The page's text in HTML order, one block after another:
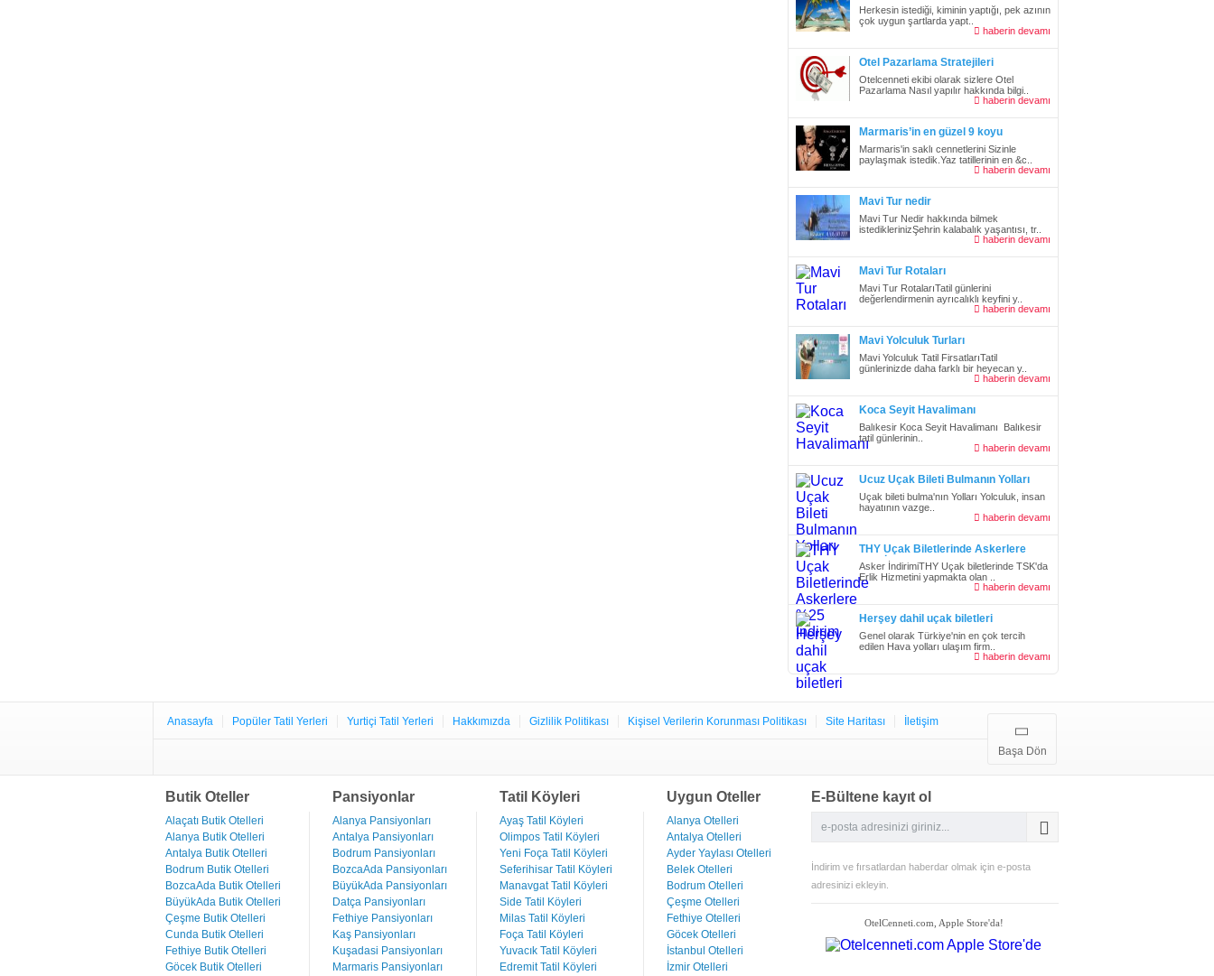
Herkesin istediği, kiminin yaptığı, pek azının
çok uygun şartlarda yapt..
haberin devamı
Otel Pazarlama Stratejileri
Otelcenneti ekibi olarak sizlere Otel
Pazarlama Nasıl yapılır hakkında bilgi..
haberin devamı
Marmaris’in en güzel 9 koyu
Marmaris'in saklı cennetlerini Sizinle
paylaşmak istedik.Yaz tatillerinin en &c..
haberin devamı
Mavi Tur nedir
Mavi Tur Nedir hakkında bilmek
istediklerinizŞehrin kalabalık yaşantısı, tr..
haberin devamı
Mavi Tur Rotaları
Mavi Tur RotalarıTatil günlerini
değerlendirmenin ayrıcalıklı keyfini y..
haberin devamı
Mavi Yolculuk Turları
Mavi Yolculuk Tatil FirsatlarıTatil
günlerinizde daha farklı bir heyecan y..
haberin devamı
Koca Seyit Havalimanı
Balıkesir Koca Seyit Havalimanı Balıkesir
tatil günlerinin..
haberin devamı
Ucuz Uçak Bileti Bulmanın Yolları
Uçak bileti bulma'nın Yolları Yolculuk, insan
hayatının vazge..
haberin devamı
THY Uçak Biletlerinde Askerlere
%25 İndirim
Asker İndirimiTHY Uçak biletlerinde TSK'da
Erlik Hizmetini yapmakta olan ..
haberin devamı
Herşey dahil uçak biletleri
Genel olarak Türkiye'nin en çok tercih
edilen Hava yolları ulaşım firm..
haberin devamı
Anasayfa Popüler Tatil Yerleri Yurtiçi Tatil Yerleri Hakkımızda Gizlilik Politikası Kişisel Verilerin Korunması Politikası Site Haritası İletişim
Başa Dön
Butik Oteller
Alaçatı Butik Otelleri
Alanya Butik Otelleri
Antalya Butik Otelleri
Bodrum Butik Otelleri
BozcaAda Butik Otelleri
BüyükAda Butik Otelleri
Çeşme Butik Otelleri
Cunda Butik Otelleri
Fethiye Butik Otelleri
Göcek Butik Otelleri
Pansiyonlar
Alanya Pansiyonları
Antalya Pansiyonları
Bodrum Pansiyonları
BozcaAda Pansiyonları
BüyükAda Pansiyonları
Datça Pansiyonları
Fethiye Pansiyonları
Kaş Pansiyonları
Kuşadasi Pansiyonları
Marmaris Pansiyonları
Tatil Köyleri
Ayaş Tatil Köyleri
Olimpos Tatil Köyleri
Yeni Foça Tatil Köyleri
Seferihisar Tatil Köyleri
Manavgat Tatil Köyleri
Side Tatil Köyleri
Milas Tatil Köyleri
Foça Tatil Köyleri
Yuvacık Tatil Köyleri
Edremit Tatil Köyleri
Uygun Oteller
Alanya Otelleri
Antalya Otelleri
Ayder Yaylası Otelleri
Belek Otelleri
Bodrum Otelleri
Çeşme Otelleri
Fethiye Otelleri
Göcek Otelleri
İstanbul Otelleri
İzmir Otelleri
E-Bültene kayıt ol
İndirim ve fırsatlardan haberdar olmak için e-posta
adresinizi ekleyin.
OtelCenneti.com, Apple Store'da!